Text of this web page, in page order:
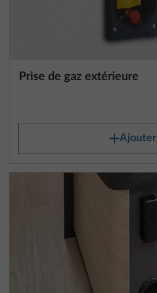
Prise de gaz extérieure
Ajouter